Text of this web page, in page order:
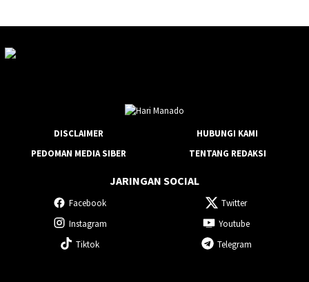
DISCLAIMER
HUBUNGI KAMI
PEDOMAN MEDIA SIBER
TENTANG REDAKSI
JARINGAN SOCIAL
Facebook
Twitter
Instagram
Youtube
Tiktok
Telegram